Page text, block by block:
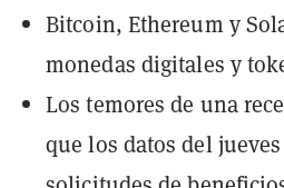
Bitcoin, Ethereum y
monedas digitales y
Los temores de una
que los datos del